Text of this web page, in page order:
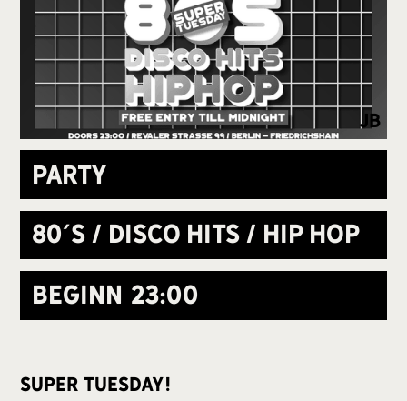
jb
Party
80´s / Disco Hits / Hip Hop
Beginn 23:00
Super Tuesday!